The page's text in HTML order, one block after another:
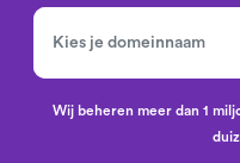
Wij beheren meer dan 1